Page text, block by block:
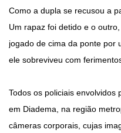
Como a dupla se recusou a
Um rapaz foi detido e o
jogado de cima da ponte por
ele sobreviveu com
Todos os policiais envolvidos
em Diadema, na região
câmeras corporais, cujas